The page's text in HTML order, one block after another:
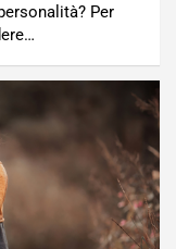
Per